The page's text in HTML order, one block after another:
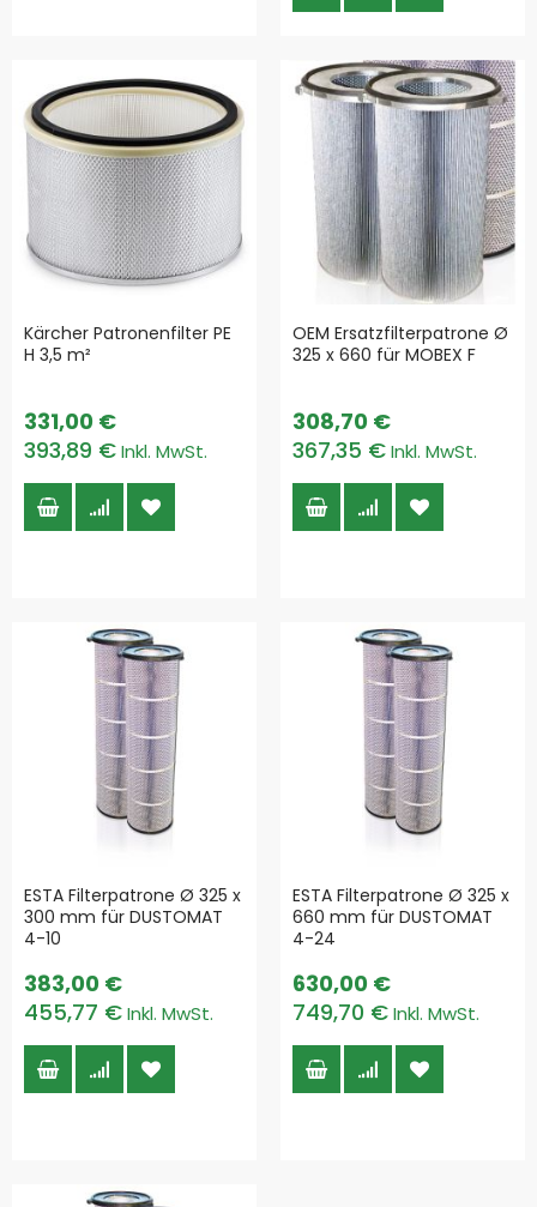
Kärcher Patronenfilter PE
H 3,5 m²
393,89 €
331,00 €
OEM Ersatzfilterpatrone Ø
325 x 660 für MOBEX F
367,35 €
308,70 €
ESTA Filterpatrone Ø 325 x
300 mm für DUSTOMAT
4-10
455,77 €
383,00 €
ESTA Filterpatrone Ø 325 x
660 mm für DUSTOMAT
4-24
749,70 €
630,00 €